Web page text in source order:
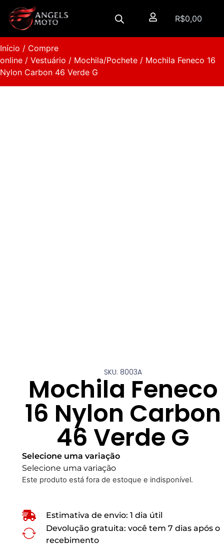
R$0,00
Início / Compre
online / Vestuário / Mochila/Pochete / Mochila Feneco 16
Nylon Carbon 46 Verde G
SKU: 8003A
Mochila Feneco
16 Nylon Carbon
46 Verde G
Selecione uma variação
Selecione uma variação
Este produto está fora de estoque e indisponível.
Estimativa de envio: 1 dia útil
Devolução gratuita: você tem 7 dias após o
recebimento